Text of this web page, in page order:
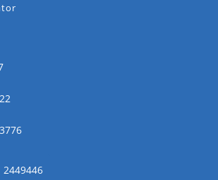
2449446